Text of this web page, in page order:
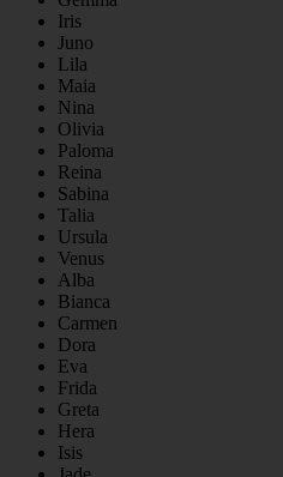
Iris
Juno
Lila
Maia
Nina
Olivia
Paloma
Reina
Sabina
Talia
Ursula
Venus
Alba
Bianca
Carmen
Dora
Eva
Frida
Greta
Hera
Isis